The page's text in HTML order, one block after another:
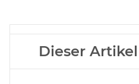
Dieser